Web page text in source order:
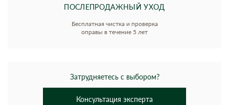
ПОСЛЕПРОДАЖНЫЙ УХОД
Бесплатная чистка и проверка
оправы в течение 5 лет
Затрудняетесь с выбором?
Консультация эксперта